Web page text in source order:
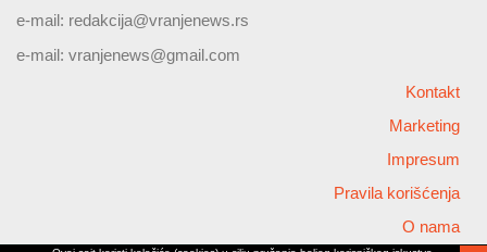
e-mail: redakcija@vranjenews.rs
e-mail: vranjenews@gmail.com
Kontakt
Marketing
Impresum
Pravila korišćenja
O nama